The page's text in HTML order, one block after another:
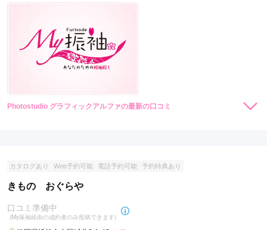
Photostudio グラフィックアルファの最新の口コミ
カタログあり Web予約可能 電話予約可能 予約特典あり
きもの おぐらや
口コミ準備中
(My振袖経由の成約者のみ投稿できます)